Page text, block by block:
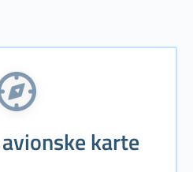
avionske karte